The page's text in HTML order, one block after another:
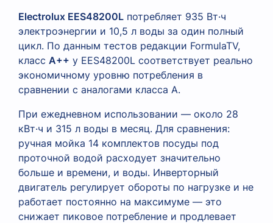
Electrolux EES48200L потребляет 935 Вт·ч
электроэнергии и 10,5 л воды за один полный
цикл. По данным тестов редакции FormulaTV,
класс A++ у EES48200L соответствует реально
экономичному уровню потребления в
сравнении с аналогами класса A.
При ежедневном использовании — около 28
кВт·ч и 315 л воды в месяц. Для сравнения:
ручная мойка 14 комплектов посуды под
проточной водой расходует значительно
больше и времени, и воды. Инверторный
двигатель регулирует обороты по нагрузке и не
работает постоянно на максимуме — это
снижает пиковое потребление и продлевает